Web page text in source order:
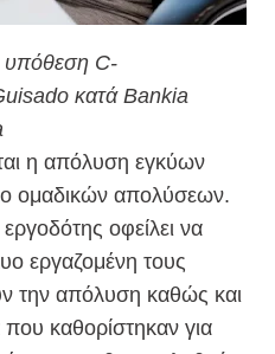
C-
κατά Bankia
η απόλυση εγκύων
ομαδικών απολύσεων.
οφείλει να
εργαζομένη τους
την απόλυση καθώς και
που καθορίστηκαν για